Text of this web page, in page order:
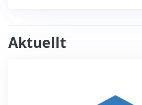
Aktuellt